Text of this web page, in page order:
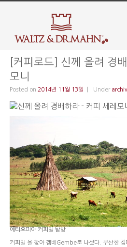
[커피로드] 신께 올려 경
모니
Posted on 2014년 11월 13일 Under
에티오피아 커피밀 탐방
커피밀 을 찾아 겜베Gembe로 나섰다. 부산한